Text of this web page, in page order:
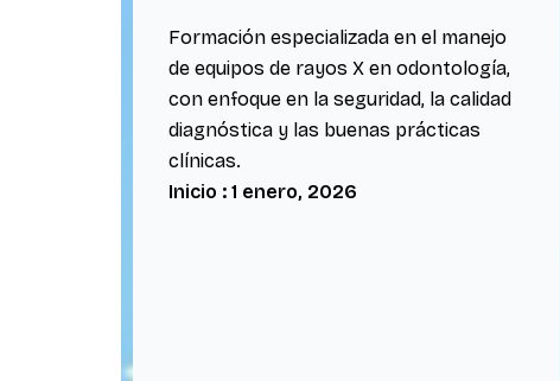
Formación especializada en el manejo
de equipos de rayos X en odontología,
con enfoque en la seguridad, la calidad
diagnóstica y las buenas prácticas
clínicas.
Inicio : 1 enero, 2026